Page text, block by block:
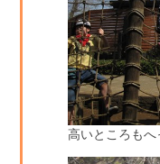
高いところもへ